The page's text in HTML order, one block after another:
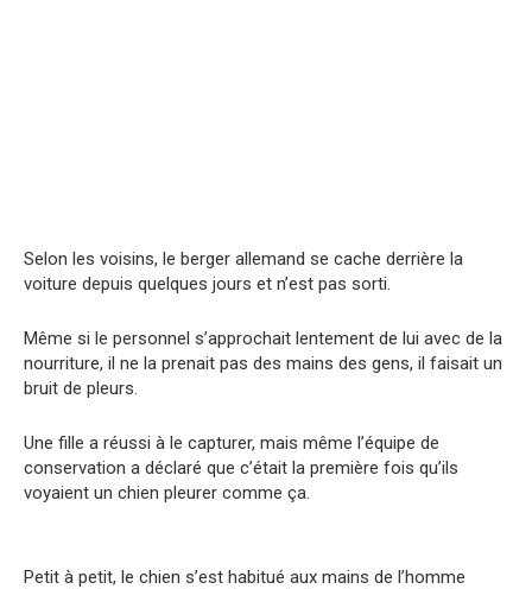
Selon les voisins, le berger allemand se cache derrière la
voiture depuis quelques jours et n’est pas sorti.
Même si le personnel s’approchait lentement de lui avec de la
nourriture, il ne la prenait pas des mains des gens, il faisait un
bruit de pleurs.
Une fille a réussi à le capturer, mais même l’équipe de
conservation a déclaré que c’était la première fois qu’ils
voyaient un chien pleurer comme ça.
Petit à petit, le chien s’est habitué aux mains de l’homme